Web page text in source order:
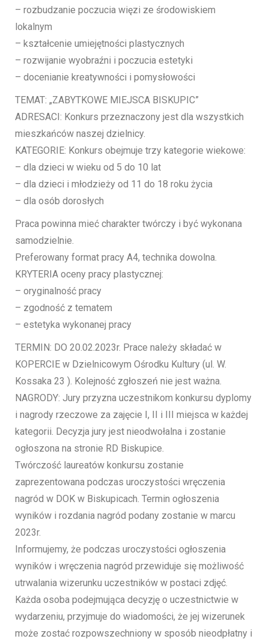
– rozbudzanie poczucia więzi ze środowiskiem
lokalnym
– kształcenie umiejętności plastycznych
– rozwijanie wyobraźni i poczucia estetyki
– docenianie kreatywności i pomysłowości
TEMAT: „ZABYTKOWE MIEJSCA BISKUPIC”
ADRESACI: Konkurs przeznaczony jest dla wszystkich
mieszkańców naszej dzielnicy.
KATEGORIE: Konkurs obejmuje trzy kategorie wiekowe:
– dla dzieci w wieku od 5 do 10 lat
– dla dzieci i młodzieży od 11 do 18 roku życia
– dla osób dorosłych
Praca powinna mieć charakter twórczy i być wykonana
samodzielnie.
Preferowany format pracy A4, technika dowolna.
KRYTERIA oceny pracy plastycznej:
– oryginalność pracy
– zgodność z tematem
– estetyka wykonanej pracy
TERMIN: DO 20.02.2023r. Prace należy składać w
KOPERCIE w Dzielnicowym Ośrodku Kultury (ul. W.
Kossaka 23 ). Kolejność zgłoszeń nie jest ważna.
NAGRODY: Jury przyzna uczestnikom konkursu dyplomy
i nagrody rzeczowe za zajęcie I, II i III miejsca w każdej
kategorii. Decyzja jury jest nieodwołalna i zostanie
ogłoszona na stronie RD Biskupice.
Twórczość laureatów konkursu zostanie
zaprezentowana podczas uroczystości wręczenia
nagród w DOK w Biskupicach. Termin ogłoszenia
wyników i rozdania nagród podany zostanie w marcu
2023r.
Informujemy, że podczas uroczystości ogłoszenia
wyników i wręczenia nagród przewiduje się możliwość
utrwalania wizerunku uczestników w postaci zdjęć.
Każda osoba podejmująca decyzję o uczestnictwie w
wydarzeniu, przyjmuje do wiadomości, że jej wizerunek
może zostać rozpowszechniony w sposób nieodpłatny i